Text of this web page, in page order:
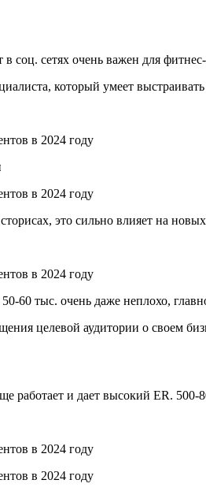
соц. сетях очень важен для
который умеет
это сильно влияет на
60 тыс. очень даже неплохо,
целевой аудитории о своем
работает и дает высокий ER.